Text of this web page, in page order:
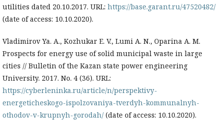
utilities dated 20.10.2017. URL: https://base.garant.ru/47520482/
(date of access: 10.10.2020).
Vladimirov Ya. A., Kozhukar E. V., Lumi A. N., Oparina A. M.
Prospects for energy use of solid municipal waste in large
cities // Bulletin of the Kazan state power engineering
University. 2017. No. 4 (36). URL:
https://cyberleninka.ru/article/n/perspektivy-
energeticheskogo-ispolzovaniya-tverdyh-kommunalnyh-
othodov-v-krupnyh-gorodah/ (date of access: 10.10.2020).